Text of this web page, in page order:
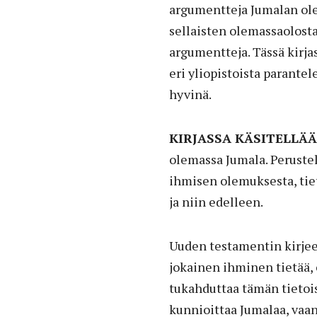
argumentteja Jumalan
sellaisten
argumentteja. Tässä
eri yliopistoista
hyvinä.
KIRJASSA
olemassa Jumala.
ihmisen olemuksesta,
ja niin edelleen.
Uuden testamentin
jokainen ihminen tietää,
tukahduttaa tämän
kunnioittaa Jumalaa,